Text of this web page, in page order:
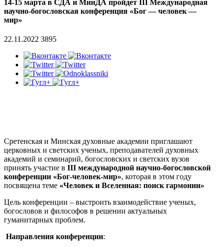
14-15 марта в СДА и МинДА пройдет III Международная
научно-богословская конференция «Бог — человек —
мир»
22.11.2022 3895
Сретенская и Минская духовные академии приглашают
церковных и светских ученых, преподавателей духовных
академий и семинарий, богословских и светских вузов
принять участие в III международной научно-богословской
конференции «Бог-человек-мир», которая в этом году
посвящена теме «Человек и Вселенная: поиск гармонии»
Цель конференции – выстроить взаимодействие ученых,
богословов и философов в решении актуальных
гуманитарных проблем.
Направления конференции: